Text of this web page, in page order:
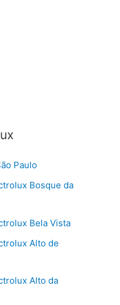
Paulo
Bosque da
Bela Vista
Alto de
Alto da